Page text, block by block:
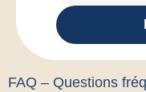
FAQ – Questions